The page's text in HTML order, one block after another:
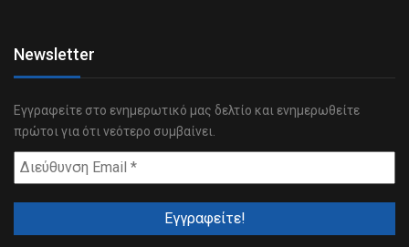
Newsletter
Εγγραφείτε στο ενημερωτικό μας δελτίο και ενημερωθείτε
πρώτοι για ότι νεότερο συμβαίνει.